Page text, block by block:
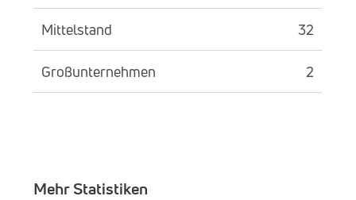
Mittelstand 32
Großunternehmen 2
Mehr Statistiken